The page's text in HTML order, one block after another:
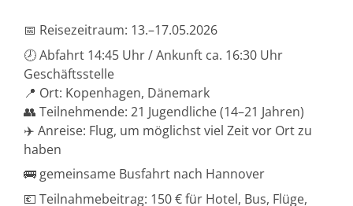
📅 Reisezeitraum: 13.–17.05.2026
🕗 Abfahrt 14:45 Uhr / Ankunft ca. 16:30 Uhr
Geschäftsstelle
📍 Ort: Kopenhagen, Dänemark
👥 Teilnehmende: 21 Jugendliche (14–21 Jahren)
✈️ Anreise: Flug, um möglichst viel Zeit vor Ort zu
haben
🚌 gemeinsame Busfahrt nach Hannover
💶 Teilnahmebeitrag: 150 € für Hotel, Bus, Flüge,